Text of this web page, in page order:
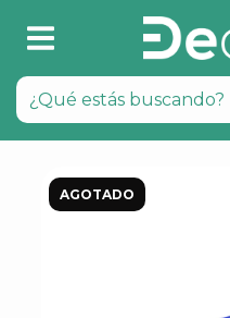
AGOTADO